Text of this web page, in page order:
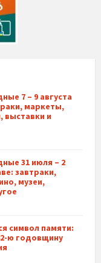
7 – 9 августа
маркеты,
выставки и
31 июля – 2
завтраки,
музеи,
символ памяти:
ю годовщину